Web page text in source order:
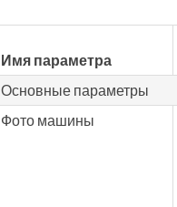
Имя параметра
Основные параметры
Фото машины